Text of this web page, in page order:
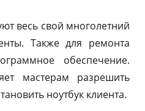
весь свой многолетний
Также для ремонта
обеспечение.
мастерам разрешить
ноутбук клиента.